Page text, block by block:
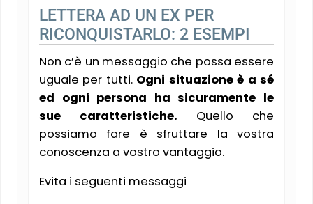
LETTERA AD UN EX PER
RICONQUISTARLO: 2 ESEMPI
Non c’è un messaggio che possa essere
uguale per tutti. Ogni situazione è a sé
ed ogni persona ha sicuramente le
sue caratteristiche. Quello che
possiamo fare è sfruttare la vostra
conoscenza a vostro vantaggio.
Evita i seguenti messaggi